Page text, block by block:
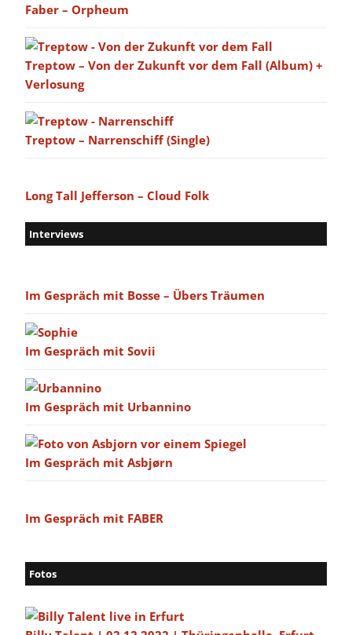
Faber – Orpheum
Treptow – Von der Zukunft vor dem Fall (Album) +
Verlosung
Treptow – Narrenschiff (Single)
Long Tall Jefferson – Cloud Folk
Interviews
Im Gespräch mit Bosse – Übers Träumen
Im Gespräch mit Sovii
Im Gespräch mit Urbannino
Im Gespräch mit Asbjørn
Im Gespräch mit FABER
Fotos